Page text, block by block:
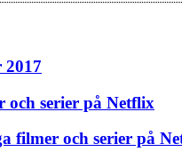
2017
serier på Netflix
filmer och serier på